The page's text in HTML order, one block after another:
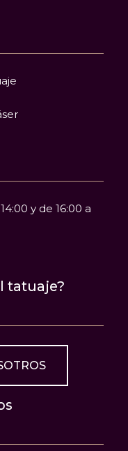
y de 16:00 a
tatuaje?